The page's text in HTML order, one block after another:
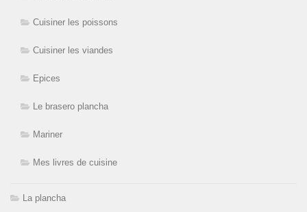
Cuisiner les poissons
Cuisiner les viandes
Epices
Le brasero plancha
Mariner
Mes livres de cuisine
La plancha